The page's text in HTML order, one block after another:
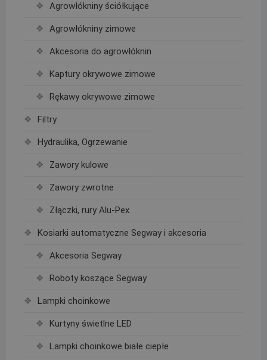
Agrowłókniny ściółkujące
Agrowłókniny zimowe
Akcesoria do agrowłóknin
Kaptury okrywowe zimowe
Rękawy okrywowe zimowe
Filtry
Hydraulika, Ogrzewanie
Zawory kulowe
Zawory zwrotne
Złączki, rury Alu-Pex
Kosiarki automatyczne Segway i akcesoria
Akcesoria Segway
Roboty koszące Segway
Lampki choinkowe
Kurtyny świetlne LED
Lampki choinkowe białe ciepłe